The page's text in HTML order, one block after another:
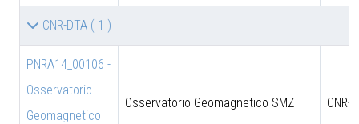
CNR-DTA ( 1 )
PNRA14_00106 -
Osservatorio
Geomagnetico
Osservatorio Geomagnetico SMZ CNR-